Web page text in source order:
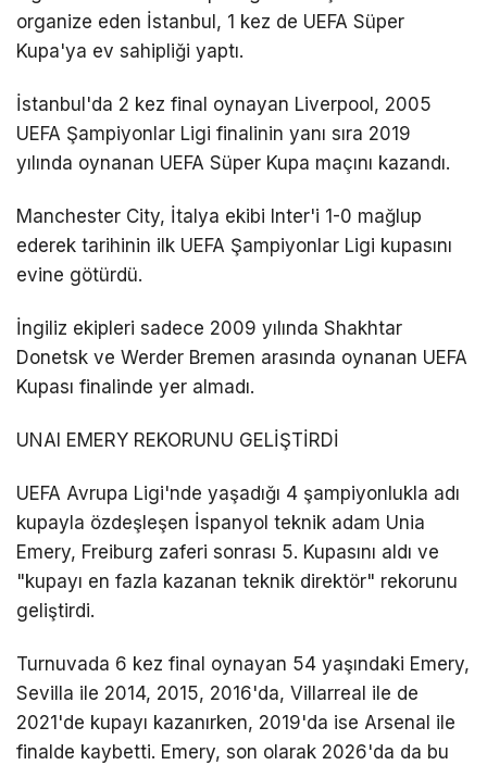
organize eden İstanbul, 1 kez de UEFA Süper
Kupa'ya ev sahipliği yaptı.
İstanbul'da 2 kez final oynayan Liverpool, 2005
UEFA Şampiyonlar Ligi finalinin yanı sıra 2019
yılında oynanan UEFA Süper Kupa maçını kazandı.
Manchester City, İtalya ekibi Inter'i 1-0 mağlup
ederek tarihinin ilk UEFA Şampiyonlar Ligi kupasını
evine götürdü.
İngiliz ekipleri sadece 2009 yılında Shakhtar
Donetsk ve Werder Bremen arasında oynanan UEFA
Kupası finalinde yer almadı.
UNAI EMERY REKORUNU GELİŞTİRDİ
UEFA Avrupa Ligi'nde yaşadığı 4 şampiyonlukla adı
kupayla özdeşleşen İspanyol teknik adam Unia
Emery, Freiburg zaferi sonrası 5. Kupasını aldı ve
"kupayı en fazla kazanan teknik direktör" rekorunu
geliştirdi.
Turnuvada 6 kez final oynayan 54 yaşındaki Emery,
Sevilla ile 2014, 2015, 2016'da, Villarreal ile de
2021'de kupayı kazanırken, 2019'da ise Arsenal ile
finalde kaybetti. Emery, son olarak 2026'da da bu